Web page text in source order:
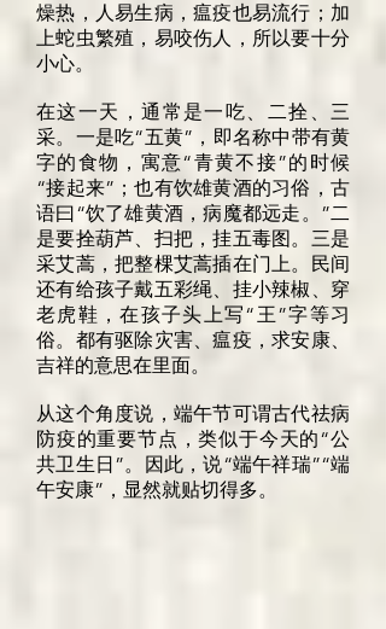
燥热，人易生病，瘟疫也易流行；加
上蛇虫繁殖，易咬伤人，所以要十分
小心。
在这一天，通常是一吃、二拴、三
采。一是吃“五黄”，即名称中带有黄
字的食物，寓意“青黄不接”的时候
“接起来”；也有饮雄黄酒的习俗，古
语曰“饮了雄黄酒，病魔都远走。”二
是要拴葫芦、扫把，挂五毒图。三是
采艾蒿，把整棵艾蒿插在门上。民间
还有给孩子戴五彩绳、挂小辣椒、穿
老虎鞋，在孩子头上写“王”字等习
俗。都有驱除灾害、瘟疫，求安康、
吉祥的意思在里面。
从这个角度说，端午节可谓古代祛病
防疫的重要节点，类似于今天的“公
共卫生日”。因此，说“端午祥瑞”“端
午安康”，显然就贴切得多。